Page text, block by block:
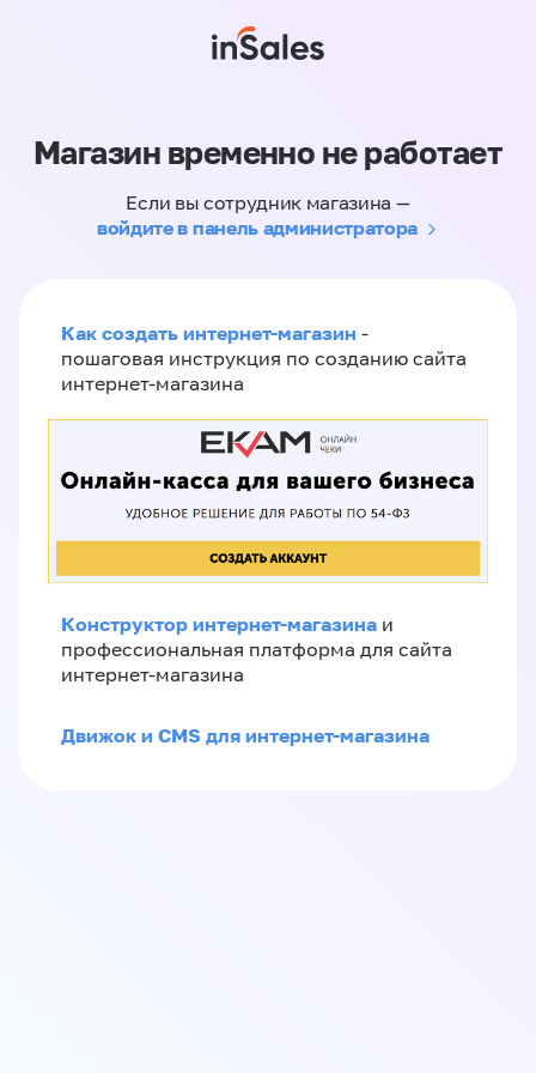
Магазин временно не работает
Если вы сотрудник магазина —
войдите в панель администратора
Как создать интернет-магазин -
пошаговая инструкция по созданию сайта
интернет-магазина
Конструктор интернет-магазина и
профессиональная платформа для сайта
интернет-магазина
Движок и CMS для интернет-магазина